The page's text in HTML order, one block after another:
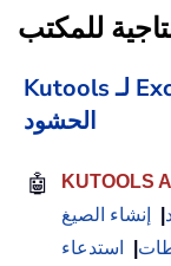
للمكتب
Kutools لـ Excel - يساعدك على التميز بين
الحشود
🤖
إنشاء الصيغ
استدعاء